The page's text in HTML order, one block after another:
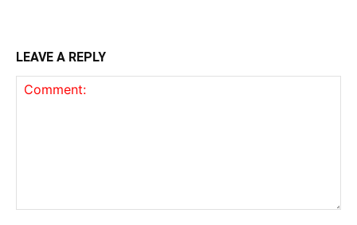
LEAVE A REPLY